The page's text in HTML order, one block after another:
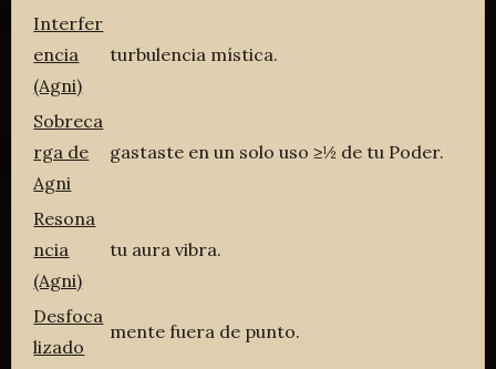
Interfer
encia
(Agni)
turbulencia mística.
Sobreca
rga de
Agni
gastaste en un solo uso ≥½ de tu Poder.
Resona
ncia
(Agni)
tu aura vibra.
Desfoca
lizado
mente fuera de punto.